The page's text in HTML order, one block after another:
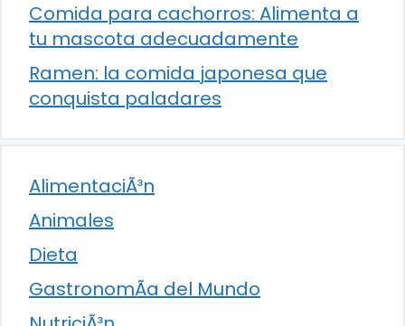
Comida para cachorros: Alimenta a
tu mascota adecuadamente
Ramen: la comida japonesa que
conquista paladares
AlimentaciÃ³n
Animales
Dieta
GastronomÃ­a del Mundo